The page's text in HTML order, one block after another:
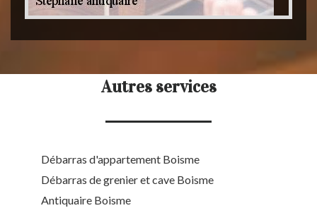
Autres services
Débarras d'appartement Boisme
Débarras de grenier et cave Boisme
Antiquaire Boisme